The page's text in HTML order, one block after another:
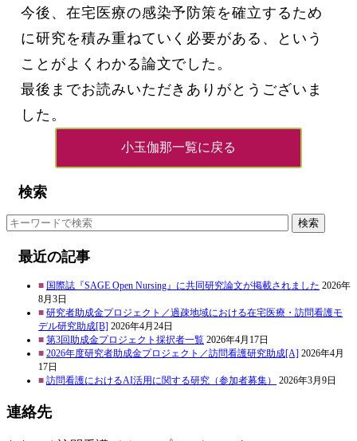
今後、在宅医療の感染予防策を確立するため
に研究を積み重ねていく必要がある、という
ことがよくわかる論文でした。
最後までお読みいただきありがとうございま
した。
小玉伽那一覧に戻る
検索
検索
最近の記事
国際誌『SAGE Open Nursing』に共同研究論文が掲載されました 2026年
8月3日
研究者助成金プロジェクト／過疎地域における在宅医療・訪問看護モ
デル研究助成[B] 2026年4月24日
第3回助成金プロジェクト採択者一覧 2026年4月17日
2026年度研究者助成金プロジェクト／訪問看護研究助成[A] 2026年4月
17日
訪問看護におけるAI活用に関する研究（参加者募集）
2026年3月9日
連絡先